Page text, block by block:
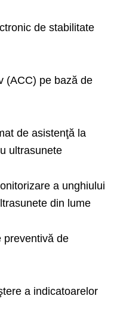
de stabilitate
pe bază de
de asistenţă la
ultrasunete
a unghiului
din lume
de
a indicatoarelor